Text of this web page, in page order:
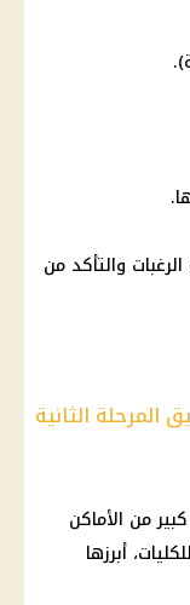
والتأكد من
الثانية
من الأماكن
الشاغرة في تنسيق المرحلة الثانية 2025 للكليات، أبرزها